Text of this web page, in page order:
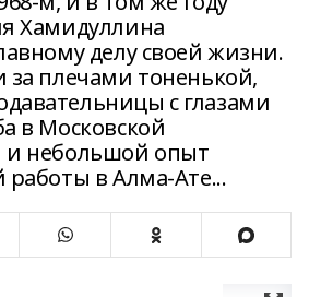
Хамидуллина
делу своей жизни.
за плечами тоненькой,
с глазами
в Московской
и небольшой опыт
работы в Алма-Ате...